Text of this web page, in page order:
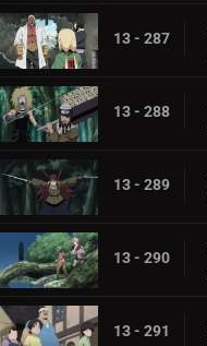
13 - 287
13 - 288
13 - 289
13 - 290
13 - 291